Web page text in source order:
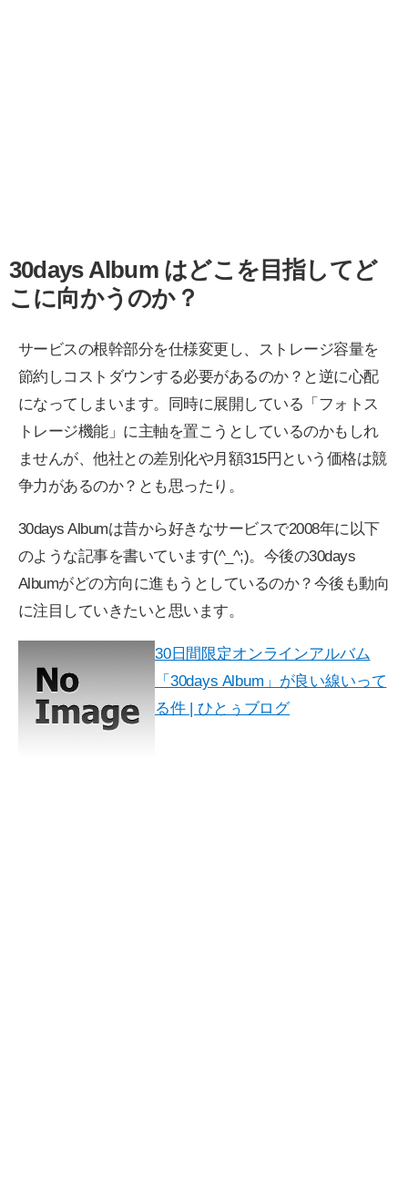
30days Album はどこを目指してど
こに向かうのか？
サービスの根幹部分を仕様変更し、ストレージ容量を
節約しコストダウンする必要があるのか？と逆に心配
になってしまいます。同時に展開している「フォトス
トレージ機能」に主軸を置こうとしているのかもしれ
ませんが、他社との差別化や月額315円という価格は競
争力があるのか？とも思ったり。
30days Albumは昔から好きなサービスで2008年に以下
のような記事を書いています(^_^;)。今後の30days
Albumがどの方向に進もうとしているのか？今後も動向
に注目していきたいと思います。
30日間限定オンラインアルバム
「30days Album」が良い線いって
る件 | ひとぅブログ